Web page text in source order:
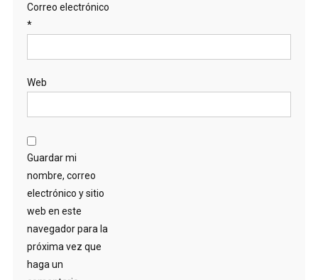
Correo electrónico
*
Web
Guardar mi
nombre, correo
electrónico y sitio
web en este
navegador para la
próxima vez que
haga un